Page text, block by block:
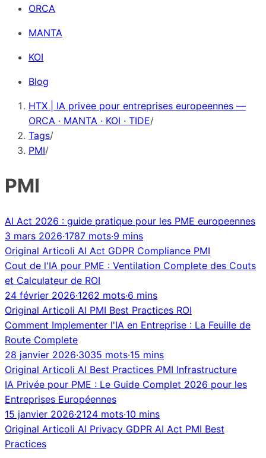
ORCA
MANTA
KOI
Blog
HTX | IA privee pour entreprises europeennes —
ORCA · MANTA · KOI · TIDE/
Tags/
PMI/
PMI
AI Act 2026 : guide pratique pour les PME europeennes
3 mars 2026·1787 mots·9 mins
Original Articoli AI Act GDPR Compliance PMI
Cout de l'IA pour PME : Ventilation Complete des Couts
et Calculateur de ROI
24 février 2026·1262 mots·6 mins
Original Articoli AI PMI Best Practices ROI
Comment Implementer l'IA en Entreprise : La Feuille de
Route Complete
28 janvier 2026·3035 mots·15 mins
Original Articoli AI Best Practices PMI Infrastructure
IA Privée pour PME : Le Guide Complet 2026 pour les
Entreprises Européennes
15 janvier 2026·2124 mots·10 mins
Original Articoli AI Privacy GDPR AI Act PMI Best
Practices